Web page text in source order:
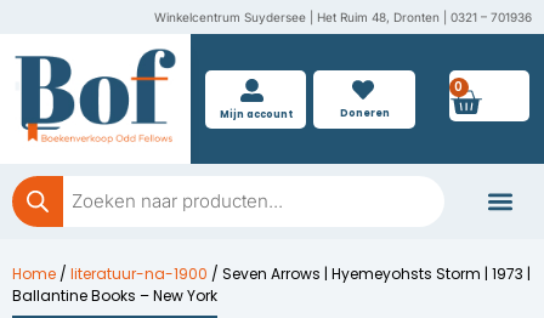
inhoud
Winkelcentrum Suydersee | Het Ruim 48, Dronten | 0321 – 701936
Mijn account Doneren
0
Producten
zoeken
Home / literatuur-na-1900 / Seven Arrows | Hyemeyohsts Storm | 1973 |
Ballantine Books – New York